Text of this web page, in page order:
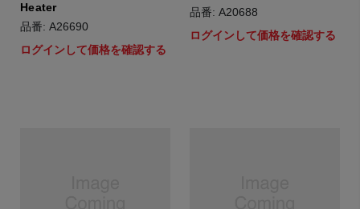
Heater
品番: A26690
ログインして価格を確認する
品番: A20688
ログインして価格を確認する